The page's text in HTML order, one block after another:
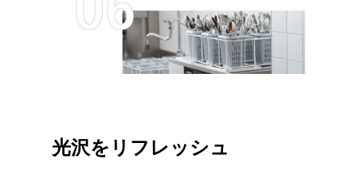
光沢をリフレッシュ